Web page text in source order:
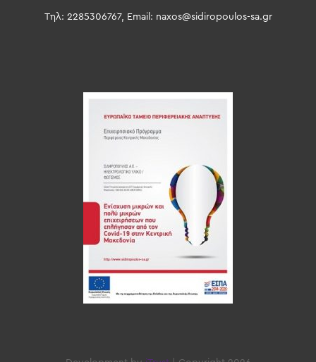
Τηλ: 2285306767, Email: naxos@sidiropoulos-sa.gr